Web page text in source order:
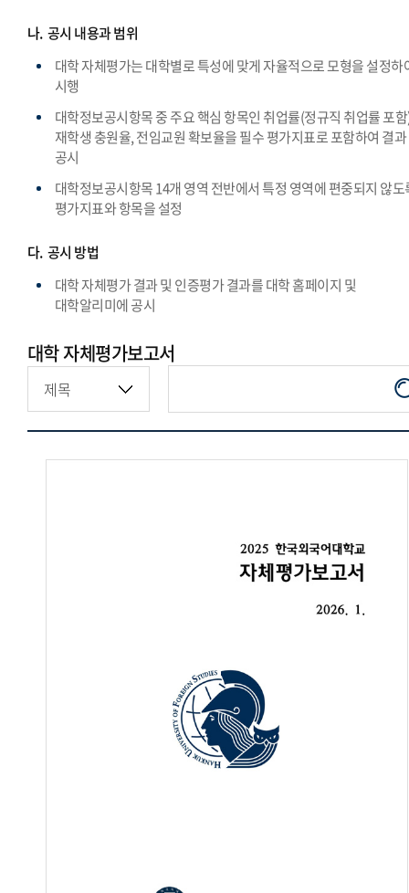
나. 공시 내용과 범위
대학 자체평가는 대학별로 특성에 맞게 자율적으로 모형을 설정하
시행
대학정보공시항목 중 주요 핵심 항목인 취업률(정규직 취업률 포
재학생 충원율, 전임교원 확보율을 필수 평가지표로 포함하여 결과
공시
대학정보공시항목 14개 영역 전반에서 특정 영역에 편중되지 않도
평가지표와 항목을 설정
다. 공시 방법
대학 자체평가 결과 및 인증평가 결과를 대학 홈페이지 및
대학알리미에 공시
대학 자체평가보고서